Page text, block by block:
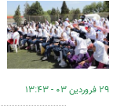
۲۹ فروردین ۰۳ - ۱۳:۴۳